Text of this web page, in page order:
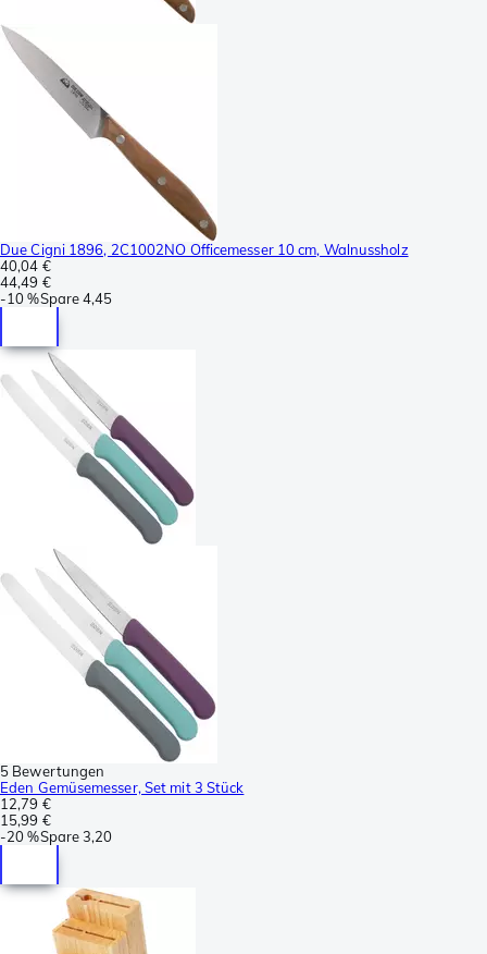
Due Cigni 1896, 2C1002NO Officemesser 10 cm, Walnussholz
40,04 €
44,49 €
-10 %Spare4,45
5 Bewertungen
Eden Gemüsemesser, Set mit 3 Stück
12,79 €
15,99 €
-20 %Spare3,20